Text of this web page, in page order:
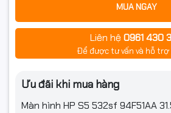
MUA NGAY
Liên hệ 0961 430
Để được tư vấn và hỗ trợ
Ưu đãi khi mua hàng
Màn hình HP S5 532sf 94F51AA